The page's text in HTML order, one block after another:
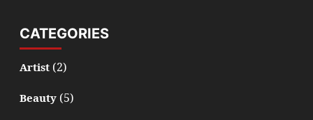
CATEGORIES
Artist(2)
Beauty(5)